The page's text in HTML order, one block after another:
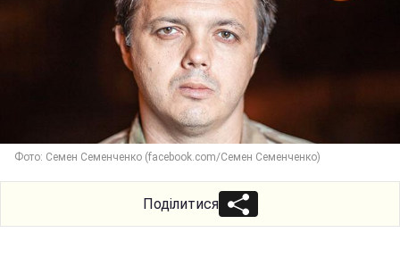
Фото: Семен Семенченко (facebook.com/Семен Семенченко)
Поділитися